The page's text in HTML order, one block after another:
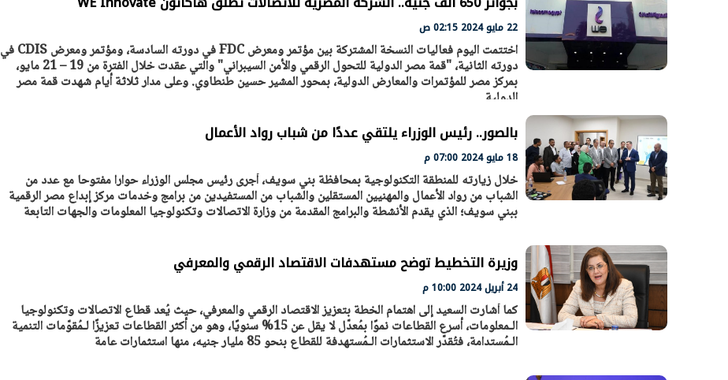
22 مايو 2024 02:15 ص
اختتمت اليوم فعاليات النسخة المشتركة بين مؤتمر ومعرض FDC في دورته السادسة، ومؤتمر ومعرض CDIS في
دورته الثانية، "قمة مصر الدولية للتحول الرقمي والأمن السيبراني" والتي عقدت خلال الفترة من 19 – 21 مايو،
بمركز مصر للمؤتمرات والمعارض الدولية، بمحور المشير حسين طنطاوي. وعلى مدار ثلاثة أيام شهدت قمة مصر
الدولية
بالصور.. رئيس الوزراء يلتقي عددًا من شباب رواد الأعمال
18 مايو 2024 07:00 م
خلال زيارته للمنطقة التكنولوجية بمحافظة بني سويف، أجرى رئيس مجلس الوزراء حوارا مفتوحا مع عدد من
الشباب من رواد الأعمال والمهنيين المستقلين والشباب من المستفيدين من برامج وخدمات مركز إبداع مصر الرقمية
ببني سويف؛ الذي يقدم الأنشطة والبرامج المقدمة من وزارة الاتصالات وتكنولوجيا المعلومات والجهات التابعة
وزيرة التخطيط توضح مستهدفات الاقتصاد الرقمي والمعرفي
24 أبريل 2024 10:00 م
كما أشارت السعيد إلى اهتمام الخطة بتعزيز الاقتصاد الرقمي والمعرفي، حيث يُعد قطاع الاتصالات وتكنولوجيا
الـمعلومات، أسرع القطاعات نموًا بمُعدّل لا يقل عن 15% سنويًا، وهو من أكثر القطاعات تعزيزًا لـمُقوّمات التنمية
الـمُستدامة، فتُقدّر الاستثمارات الـمُستهدفة للقطاع بنحو 85 مليار جنيه، منها استثمارات عامة
الرئيس السيسي: تداعيات خطيرة على
الاقتصاد العالمي وأسعار الوقود حال
استمرار الأزمة في الشرق الأوسط
30 مارس 2026 05:06 م
رئيس الوزراء يتابع الإجراءات الخاصة
سكنية بالإيجار للمواطنين
افتتاح «إيجبس 2026» بحضور دولي